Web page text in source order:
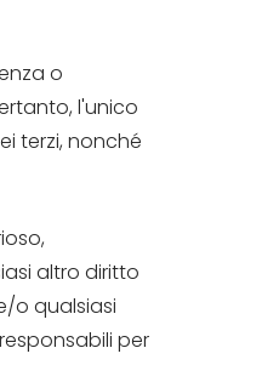
o
l'unico
terzi, nonché
altro diritto
o qualsiasi
per